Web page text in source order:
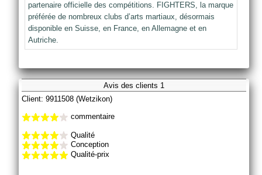
partenaire officielle des compétitions. FIGHTERS, la marque
préférée de nombreux clubs d’arts martiaux, désormais
disponible en Suisse, en France, en Allemagne et en
Autriche.
Avis des clients 1
Client: 9911508 (Wetzikon)
commentaire
Qualité
Conception
Qualité-prix